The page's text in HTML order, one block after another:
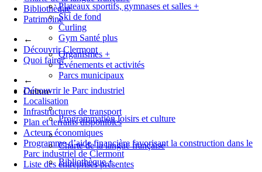
Bibliothèque
Patrimoine
←
Découvrir Clermont
Quoi faire?
←
Découvrir le Parc industriel
Localisation
Infrastructures de transport
Plan et terrains disponibles
Acteurs économiques
Programme d’aide financière favorisant la construction dans le
Parc industriel de Clermont
Liste des entreprises présentes
Plateaux sportifs, gymnases et salles +
Ski de fond
Curling
Gym Santé plus
Organismes +
Événements et activités
Parcs municipaux
Culture
Programmation loisirs et culture
Charte de la langue française
Bibliothèque+